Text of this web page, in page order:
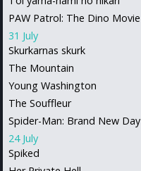
PAW Patrol: The Dino Movie
31 July
Skurkarnas skurk
The Mountain
Young Washington
The Souffleur
Spider-Man: Brand New Day
24 July
Spiked